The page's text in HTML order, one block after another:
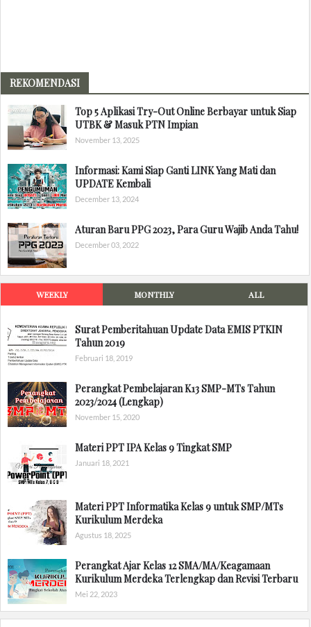
REKOMENDASI
Top 5 Aplikasi Try-Out Online Berbayar untuk Siap
UTBK & Masuk PTN Impian
November 13, 2025
Informasi: Kami Siap Ganti LINK Yang Mati dan
UPDATE Kembali
December 13, 2024
Aturan Baru PPG 2023, Para Guru Wajib Anda Tahu!
December 03, 2022
WEEKLY MONTHLY ALL
Surat Pemberitahuan Update Data EMIS PTKIN
Tahun 2019
Februari 18, 2019
Perangkat Pembelajaran K13 SMP-MTs Tahun
2023/2024 (Lengkap)
November 15, 2020
Materi PPT IPA Kelas 9 Tingkat SMP
Januari 18, 2021
Materi PPT Informatika Kelas 9 untuk SMP/MTs
Kurikulum Merdeka
Agustus 18, 2025
Perangkat Ajar Kelas 12 SMA/MA/Keagamaan
Kurikulum Merdeka Terlengkap dan Revisi Terbaru
Mei 22, 2023